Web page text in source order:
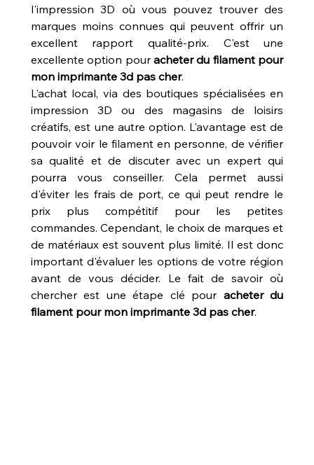
l'impression 3D où vous pouvez trouver des
marques moins connues qui peuvent offrir un
excellent rapport qualité-prix. C'est une
excellente option pour acheter du filament pour
mon imprimante 3d pas cher.
L'achat local, via des boutiques spécialisées en
impression 3D ou des magasins de loisirs
créatifs, est une autre option. L'avantage est de
pouvoir voir le filament en personne, de vérifier
sa qualité et de discuter avec un expert qui
pourra vous conseiller. Cela permet aussi
d'éviter les frais de port, ce qui peut rendre le
prix plus compétitif pour les petites
commandes. Cependant, le choix de marques et
de matériaux est souvent plus limité. Il est donc
important d'évaluer les options de votre région
avant de vous décider. Le fait de savoir où
chercher est une étape clé pour acheter du
filament pour mon imprimante 3d pas cher.